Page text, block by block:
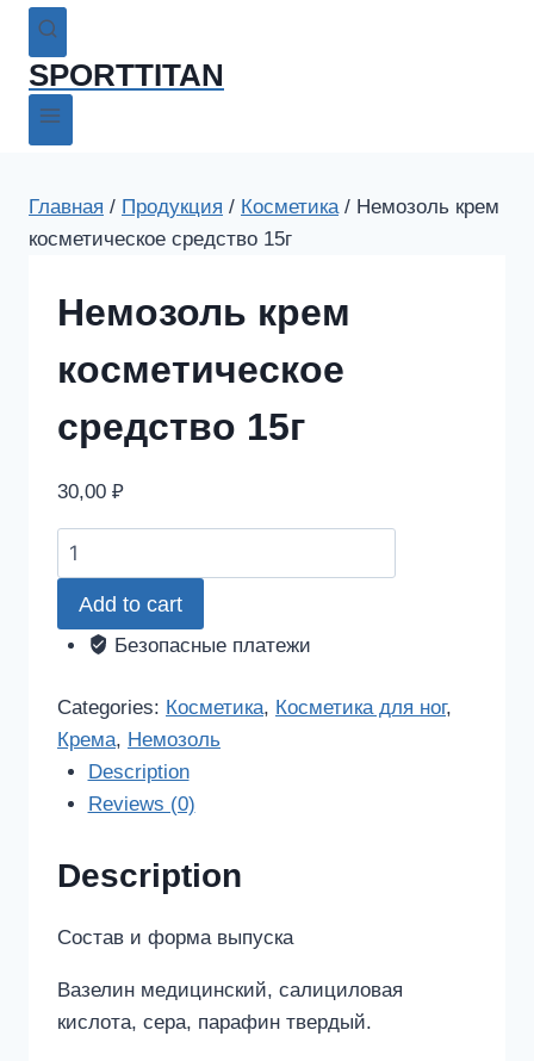
SPORTTITAN
Главная / Продукция / Косметика / Немозоль крем
косметическое средство 15г
Немозоль крем
косметическое
средство 15г
30,00 ₽
Немозоль
крем
косметическое
средство
quantity
Add to cart
Безопасные платежи
Categories: Косметика, Косметика для ног,
Крема, Немозоль
Description
Reviews (0)
Description
Состав и форма выпуска
Вазелин медицинский, салициловая
кислота, сера, парафин твердый.